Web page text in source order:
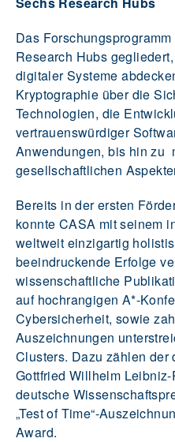
Das
Research Hubs
digitaler Systeme
Kryptographie über die
Technologien, die
vertrauenswürdiger
Anwendungen, bis hin zu
gesellschaftlichen
Bereits in der ersten
konnte CASA mit seinem
weltweit einzigartig
beeindruckende Erfolge
wissenschaftliche
auf hochrangigen A*-
Cybersicherheit, sowie
Auszeichnungen
Clusters. Dazu zählen der
Gottfried Willhelm
deutsche
„Test of Time“-
Award.